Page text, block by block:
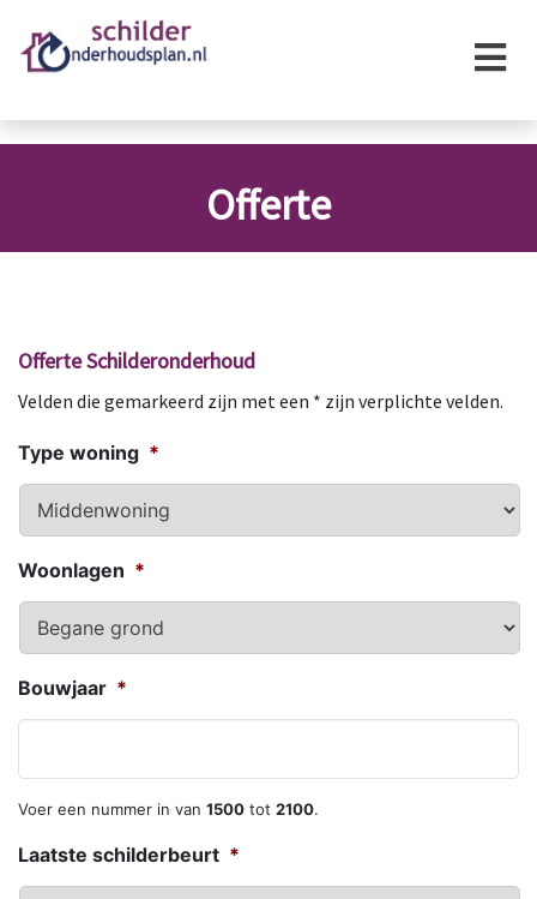
×
Offerte
Offerte Schilderonderhoud
Velden die gemarkeerd zijn met een * zijn verplichte velden.
Type woning *
Woonlagen *
Bouwjaar *
Voer een nummer in van 1500 tot 2100.
Laatste schilderbeurt *